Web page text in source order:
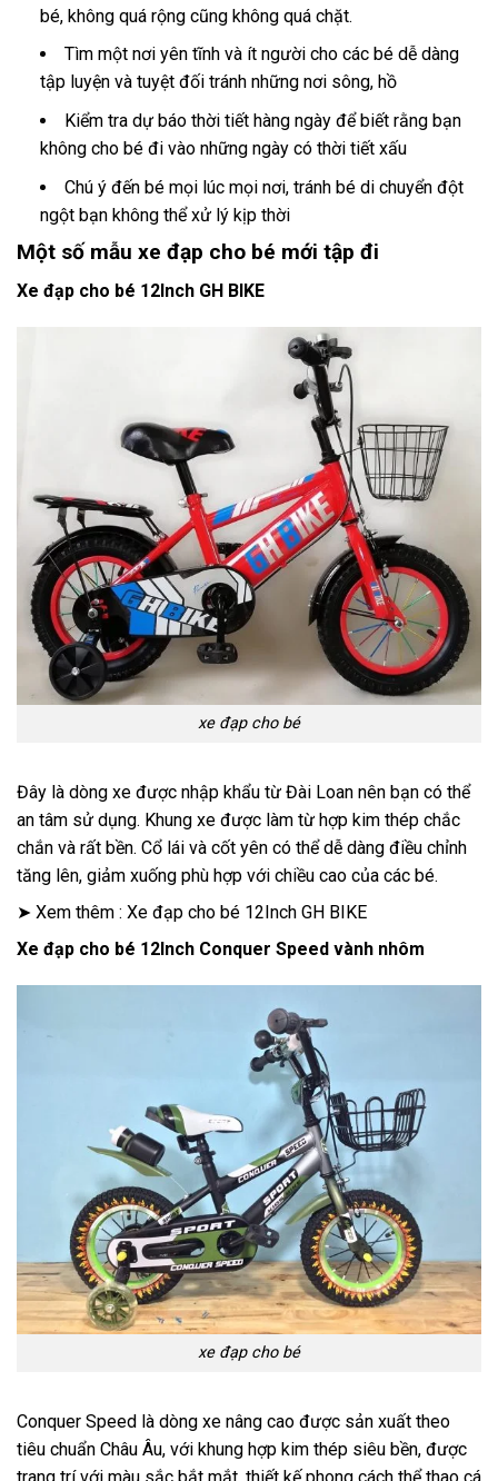
bé, không quá rộng cũng không quá chặt.
Tìm một nơi yên tĩnh và ít người cho các bé dễ dàng
tập luyện và tuyệt đối tránh những nơi sông, hồ
Kiểm tra dự báo thời tiết hàng ngày để biết rằng bạn
không cho bé đi vào những ngày có thời tiết xấu
Chú ý đến bé mọi lúc mọi nơi, tránh bé di chuyển đột
ngột bạn không thể xử lý kịp thời
Một số mẫu xe đạp cho bé mới tập đi
Xe đạp cho bé 12Inch GH BIKE
xe đạp cho bé
Đây là dòng xe được nhập khẩu từ Đài Loan nên bạn có thể
an tâm sử dụng. Khung xe được làm từ hợp kim thép chắc
chắn và rất bền. Cổ lái và cốt yên có thể dễ dàng điều chỉnh
tăng lên, giảm xuống phù hợp với chiều cao của các bé.
➤ Xem thêm : Xe đạp cho bé 12Inch GH BIKE
Xe đạp cho bé 12Inch Conquer Speed vành nhôm
xe đạp cho bé
Conquer Speed là dòng xe nâng cao được sản xuất theo
tiêu chuẩn Châu Âu, với khung hợp kim thép siêu bền, được